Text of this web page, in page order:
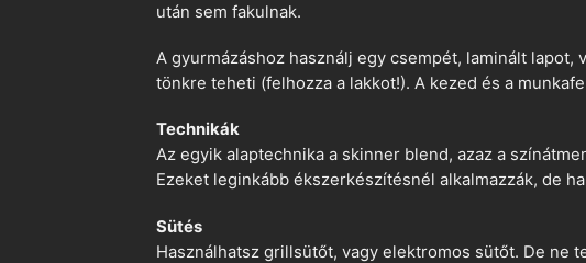
után sem fakulnak.
A gyurmázáshoz használj egy csempét, laminált
tönkre teheti (felhozza a lakkot!). A kezed és a
Technikák
Az egyik alaptechnika a skinner blend, azaz a
Ezeket leginkább ékszerkészítésnél alkalmazzák, de
Sütés
Használhatsz grillsütőt, vagy elektromos sütőt. De ne